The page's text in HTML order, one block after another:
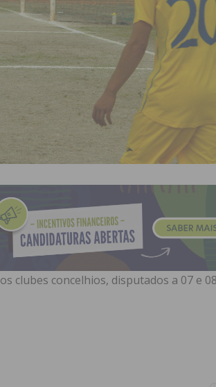
clubes concelhios, disputados a 07 e